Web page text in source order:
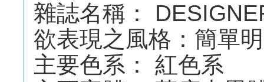
雜誌名稱：
欲表現之風格：簡單
主要色系： 紅色系